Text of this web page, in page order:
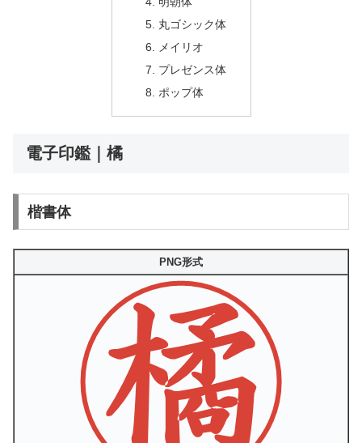
丸ゴシック体
メイリオ
プレゼンス体
ポップ体
電子印鑑｜橘
楷書体
PNG形式